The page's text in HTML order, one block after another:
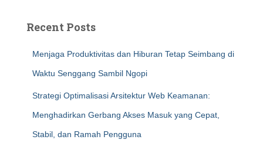
Recent Posts
Menjaga Produktivitas dan Hiburan Tetap Seimbang di
Waktu Senggang Sambil Ngopi
Strategi Optimalisasi Arsitektur Web Keamanan:
Menghadirkan Gerbang Akses Masuk yang Cepat,
Stabil, dan Ramah Pengguna